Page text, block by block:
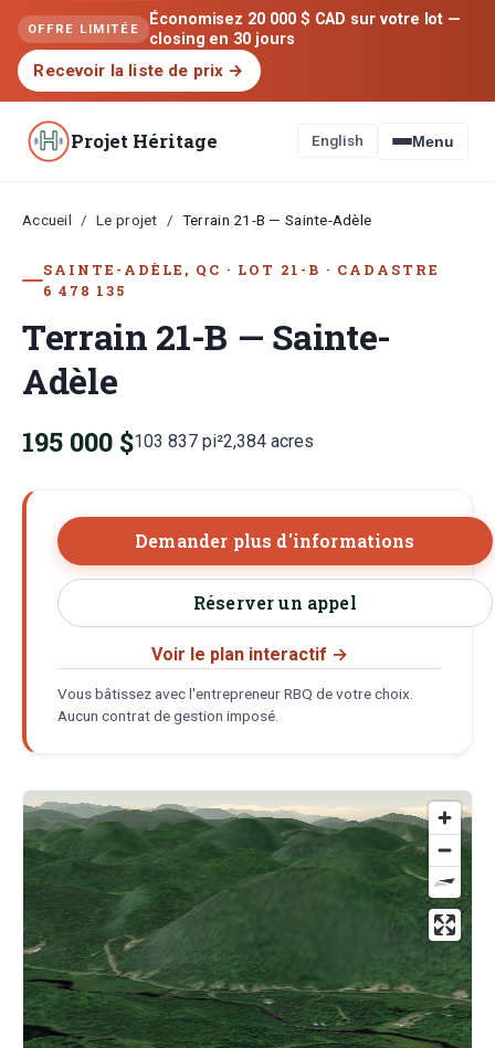
OFFRE LIMITÉE
Économisez 20 000 $ CAD sur votre lot —
closing en 30 jours
Recevoir la liste de prix →
Projet Héritage English Menu
Accueil / Le projet / Terrain 21-B — Sainte-Adèle
SAINTE-ADÈLE, QC · LOT 21-B · CADASTRE
6 478 135
Terrain 21-B — Sainte-
Adèle
195 000 $103 837 pi²2,384 acres
Demander plus d'informations
Réserver un appel
Voir le plan interactif →
Vous bâtissez avec l'entrepreneur RBQ de votre choix.
Aucun contrat de gestion imposé.
Localisation